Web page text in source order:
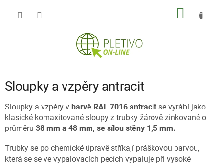
Sloupky a vzpěry antracit
Sloupky a vzpěry v barvě RAL 7016 antracit se vyrábí jako
klasické komaxitované sloupy z trubky žárově zinkované o
průměru 38 mm a 48 mm, se sílou stěny 1,5 mm.
Trubky se po chemické úpravě stříkají práškovou barvou,
která se se ve vypalovacích pecích vypaluje při vysoké